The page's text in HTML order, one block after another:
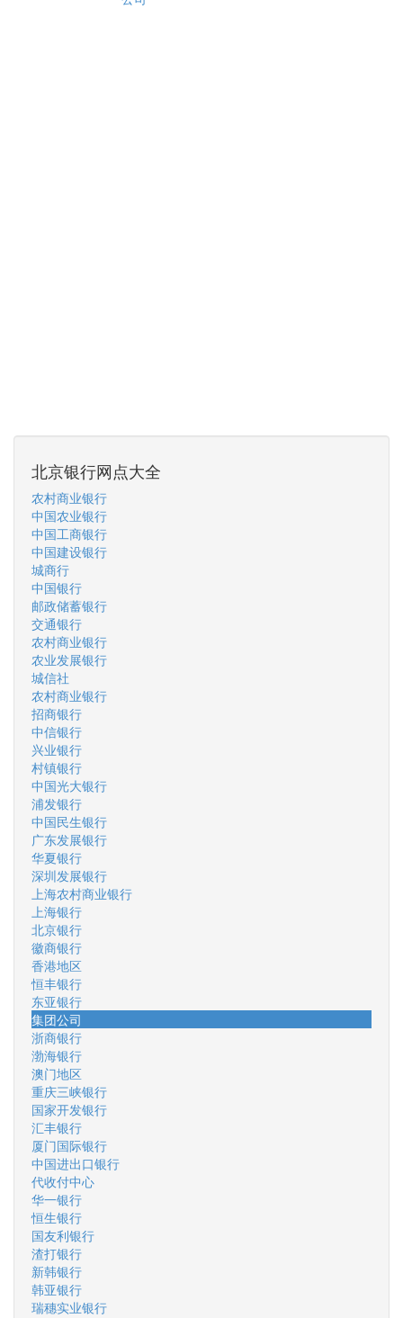
北京银行网点大全
农村商业银行
中国农业银行
中国工商银行
中国建设银行
城商行
中国银行
邮政储蓄银行
交通银行
农村商业银行
农业发展银行
城信社
农村商业银行
招商银行
中信银行
兴业银行
村镇银行
中国光大银行
浦发银行
中国民生银行
广东发展银行
华夏银行
深圳发展银行
上海农村商业银行
上海银行
北京银行
徽商银行
香港地区
恒丰银行
东亚银行
集团公司
浙商银行
渤海银行
澳门地区
重庆三峡银行
国家开发银行
汇丰银行
厦门国际银行
中国进出口银行
代收付中心
华一银行
恒生银行
国友利银行
渣打银行
新韩银行
韩亚银行
瑞穗实业银行